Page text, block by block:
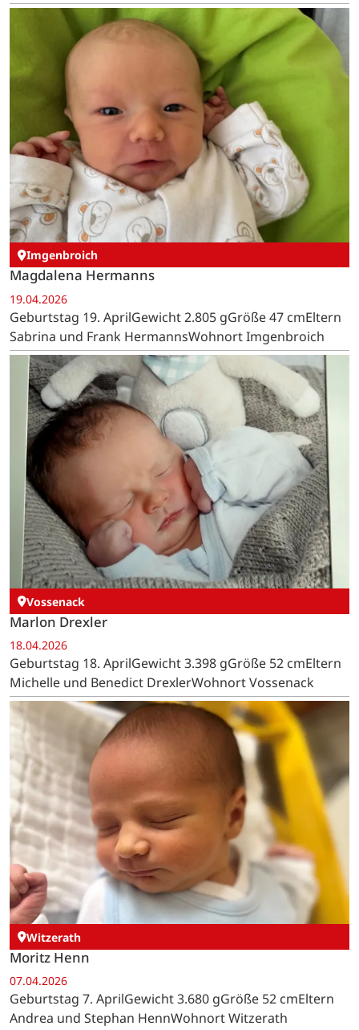
Imgenbroich
Magdalena Hermanns
19.04.2026
Geburtstag 19. AprilGewicht 2.805 gGröße 47 cmEltern
Sabrina und Frank HermannsWohnort Imgenbroich
Vossenack
Marlon Drexler
18.04.2026
Geburtstag 18. AprilGewicht 3.398 gGröße 52 cmEltern
Michelle und Benedict DrexlerWohnort Vossenack
Witzerath
Moritz Henn
07.04.2026
Geburtstag 7. AprilGewicht 3.680 gGröße 52 cmEltern
Andrea und Stephan HennWohnort Witzerath